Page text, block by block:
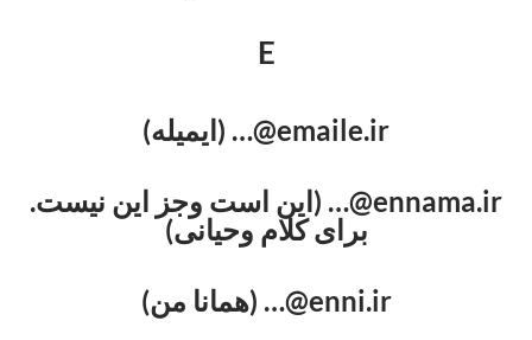
E
emaile.ir@… (ایمیله)
ennama.ir@… (این است وجز این نیست.
برای کلام وحیانی)
enni.ir@… (همانا من)